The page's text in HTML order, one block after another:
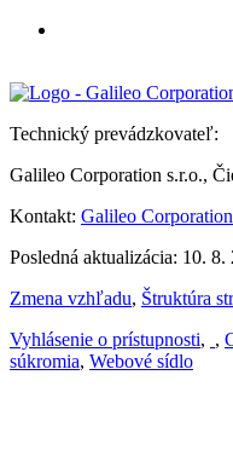
Technický prevádzkovateľ:
Galileo Corporation s.r.o.,
Kontakt: Galileo
Posledná aktualizácia: 10. 8.
Zmena vzhľadu, Štruktúra
Vyhlásenie o prístupnosti, ,
súkromia, Webové sídlo